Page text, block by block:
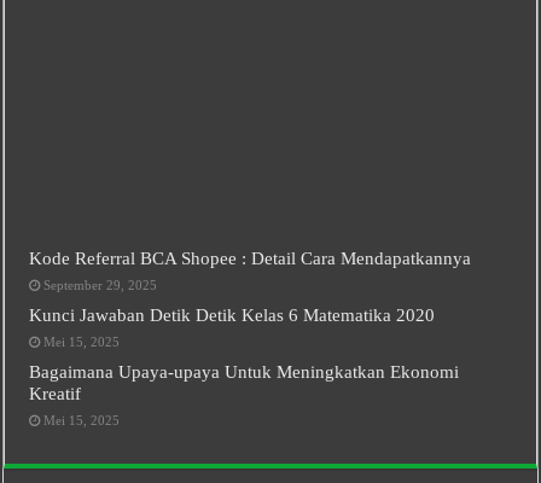
Kode Referral BCA Shopee : Detail Cara Mendapatkannya
September 29, 2025
Kunci Jawaban Detik Detik Kelas 6 Matematika 2020
Mei 15, 2025
Bagaimana Upaya-upaya Untuk Meningkatkan Ekonomi
Kreatif
Mei 15, 2025